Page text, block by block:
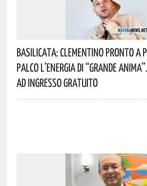
Basilicata: Clementino Pronto A
Palco L’energia Di “Grande
Ad Ingresso Gratuito